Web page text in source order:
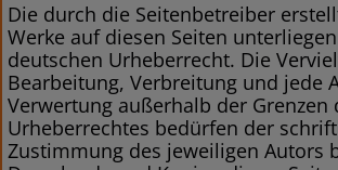
Die durch die Seitenbetreiber
Werke auf diesen Seiten
deutschen Urheberrecht. Die
Bearbeitung, Verbreitung und jede
Verwertung außerhalb der Grenzen
Urheberrechtes bedürfen der
Zustimmung des jeweiligen Autors